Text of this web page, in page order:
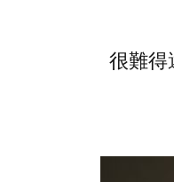
很難得